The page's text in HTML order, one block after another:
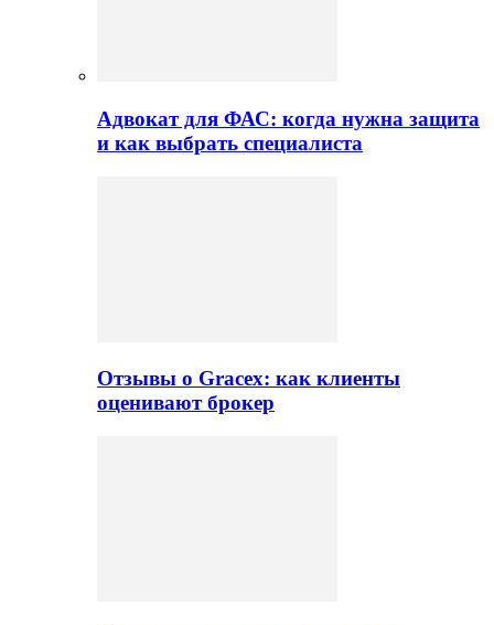
Адвокат для ФАС: когда нужна защита
и как выбрать специалиста
Отзывы о Gracex: как клиенты
оценивают брокер